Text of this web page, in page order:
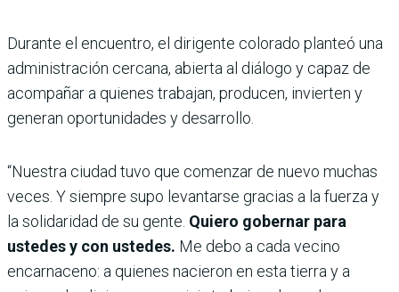
Durante el encuentro, el dirigente colorado planteó una
administración cercana, abierta al diálogo y capaz de
acompañar a quienes trabajan, producen, invierten y
generan oportunidades y desarrollo.
“Nuestra ciudad tuvo que comenzar de nuevo muchas
veces. Y siempre supo levantarse gracias a la fuerza y
la solidaridad de su gente. Quiero gobernar para
ustedes y con ustedes. Me debo a cada vecino
encarnaceno: a quienes nacieron en esta tierra y a